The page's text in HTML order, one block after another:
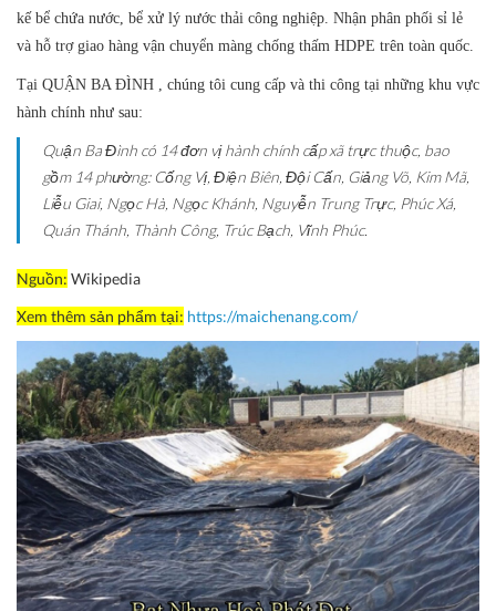
kế bể chứa nước, bể xử lý nước thải công nghiệp. Nhận phân phối sỉ lẻ
và hỗ trợ giao hàng vận chuyển màng chống thấm HDPE trên toàn quốc.
Tại QUẬN BA ĐÌNH , chúng tôi cung cấp và thi công tại những khu vực
hành chính như sau:
Quận Ba Đình có 14 đơn vị hành chính cấp xã trực thuộc, bao
gồm 14 phường: Cống Vị, Điện Biên, Đội Cấn, Giảng Võ, Kim Mã,
Liễu Giai, Ngọc Hà, Ngọc Khánh, Nguyễn Trung Trực, Phúc Xá,
Quán Thánh, Thành Công, Trúc Bạch, Vĩnh Phúc.
Nguồn: Wikipedia
Xem thêm sản phẩm tại: https://maichenang.com/